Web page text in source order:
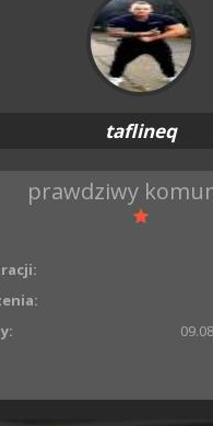
taflineq
prawdziwy